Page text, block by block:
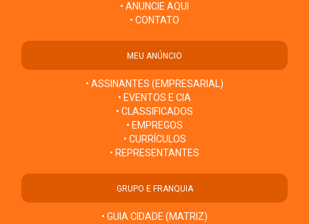
• ANUNCIE AQUI
• CONTATO
MEU ANÚNCIO
• ASSINANTES (EMPRESARIAL)
• EVENTOS E CIA
• CLASSIFICADOS
• EMPREGOS
• CURRÍCULOS
• REPRESENTANTES
GRUPO E FRANQUIA
• GUIA CIDADE (MATRIZ)